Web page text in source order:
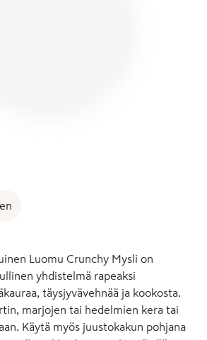
Luomu Crunchy Mysli on
yhdistelmä rapeaksi
täysjyvävehnää ja kookosta.
marjojen tai hedelmien kera tai
Käytä myös juustokakun pohjana